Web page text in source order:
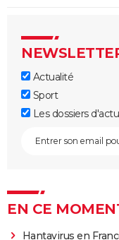
Actualité
Sport
Les dossiers d'actu
EN CE
Hantavirus en